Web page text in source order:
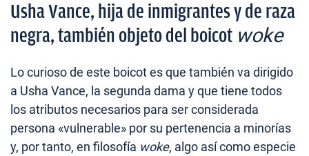
Usha Vance, hija de inmigrantes y de raza
negra, también objeto del boicot woke
Lo curioso de este boicot es que también va dirigido
a Usha Vance, la segunda dama y que tiene todos
los atributos necesarios para ser considerada
persona «vulnerable» por su pertenencia a minorías
y, por tanto, en filosofía woke, algo así como especie